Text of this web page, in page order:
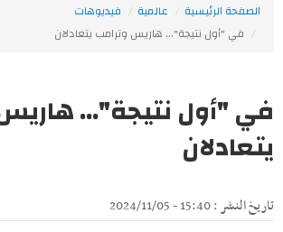
الصفحة الرئيسية عالمية
فيديوهات
في "أول نتيجة"... هاريس وترامب يتعادلان
في "أول نتيجة"...
يتعادلان
تاريخ النشر : 15:40 - 2024/11/05